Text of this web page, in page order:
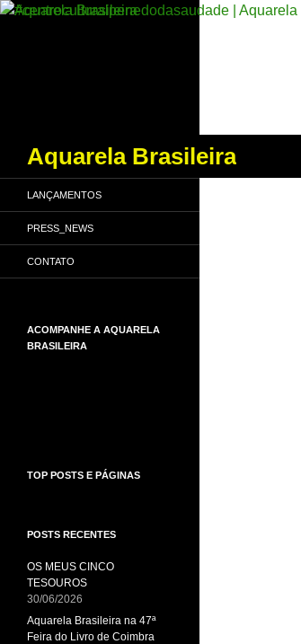
Aquarela Brasileira
LANÇAMENTOS
PRESS_NEWS
CONTATO
ACOMPANHE A AQUARELA
BRASILEIRA
TOP POSTS E PÁGINAS
POSTS RECENTES
OS MEUS CINCO
TESOUROS
30/06/2026
Aquarela Brasileira na 47ª
Feira do Livro de Coimbra